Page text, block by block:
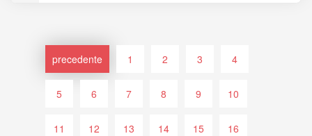
precedente 1 2 3 4
5 6 7 8 9 10
11 12 13 14 15 16